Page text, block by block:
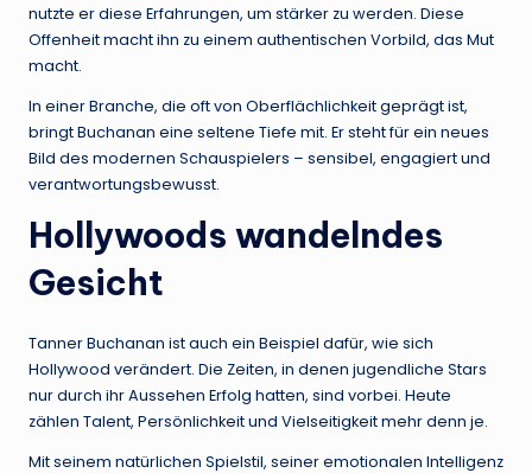
nutzte er diese Erfahrungen, um stärker zu werden. Diese
Offenheit macht ihn zu einem authentischen Vorbild, das Mut
macht.
In einer Branche, die oft von Oberflächlichkeit geprägt ist,
bringt Buchanan eine seltene Tiefe mit. Er steht für ein neues
Bild des modernen Schauspielers – sensibel, engagiert und
verantwortungsbewusst.
Hollywoods wandelndes
Gesicht
Tanner Buchanan ist auch ein Beispiel dafür, wie sich
Hollywood verändert. Die Zeiten, in denen jugendliche Stars
nur durch ihr Aussehen Erfolg hatten, sind vorbei. Heute
zählen Talent, Persönlichkeit und Vielseitigkeit mehr denn je.
Mit seinem natürlichen Spielstil, seiner emotionalen Intelligenz